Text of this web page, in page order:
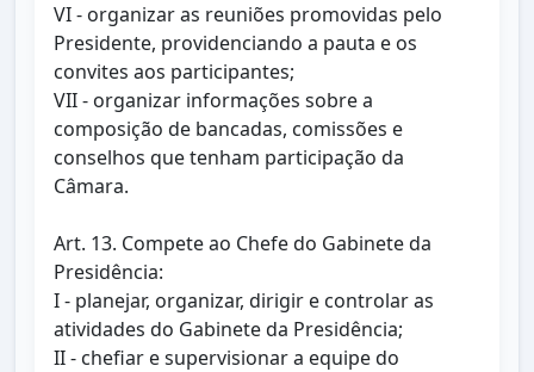
VI - organizar as reuniões promovidas pelo
Presidente, providenciando a pauta e os
convites aos participantes;
VII - organizar informações sobre a
composição de bancadas, comissões e
conselhos que tenham participação da
Câmara.
Art. 13. Compete ao Chefe do Gabinete da
Presidência:
I - planejar, organizar, dirigir e controlar as
atividades do Gabinete da Presidência;
II - chefiar e supervisionar a equipe do